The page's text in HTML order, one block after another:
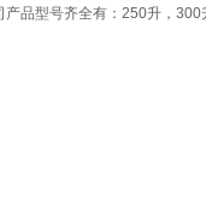
产品型号齐全有： 250升， 300